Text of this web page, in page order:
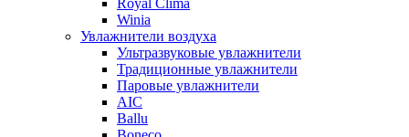
Royal Clima
Winia
Увлажнители воздуха
Ультразвуковые увлажнители
Традиционные увлажнители
Паровые увлажнители
AIC
Ballu